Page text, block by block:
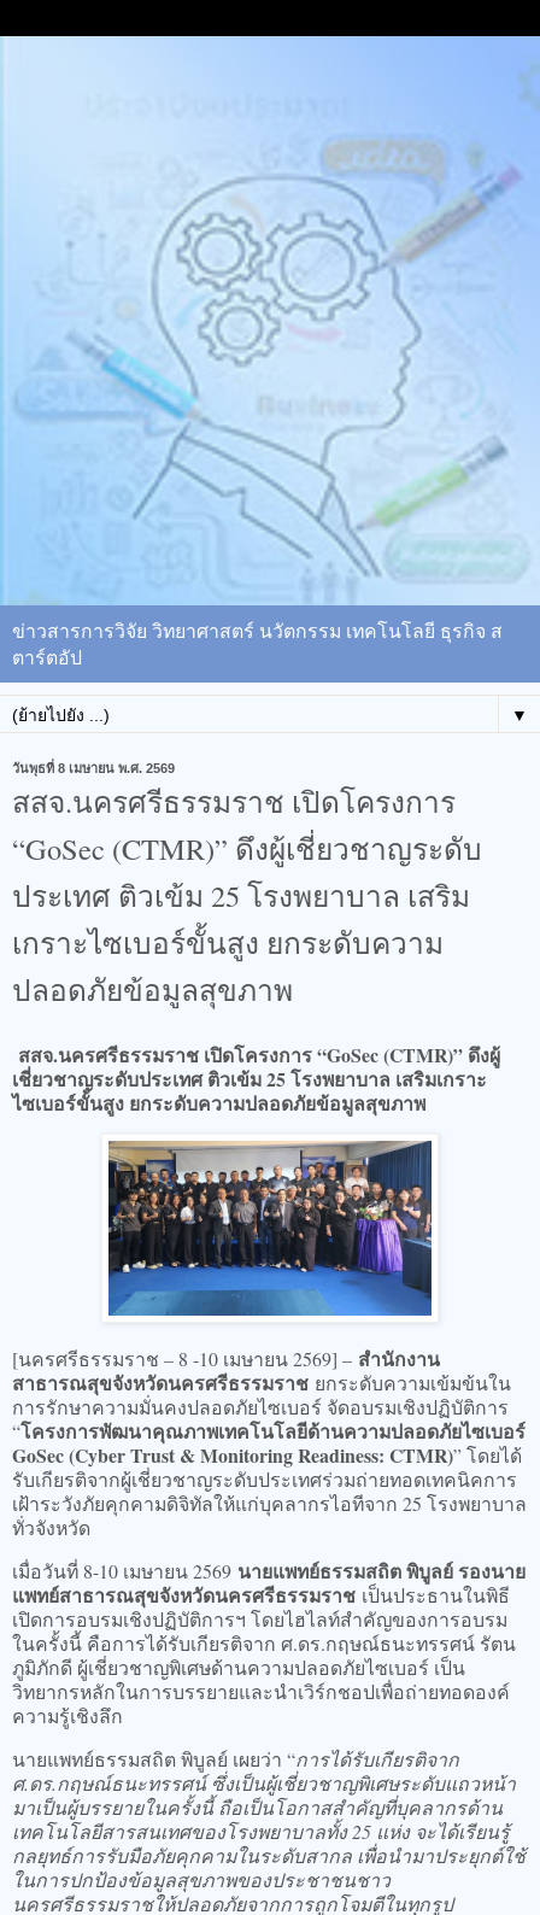
ข่าวสารการวิจัย วิทยาศาสตร์ นวัตกรรม เทคโนโลยี ธุรกิจ ส
ตาร์ตอัป
▼
วันพุธที่ 8 เมษายน พ.ศ. 2569
สสจ.นครศรีธรรมราช เปิดโครงการ
“GoSec (CTMR)” ดึงผู้เชี่ยวชาญระดับ
ประเทศ ติวเข้ม 25 โรงพยาบาล เสริม
เกราะไซเบอร์ขั้นสูง ยกระดับความ
ปลอดภัยข้อมูลสุขภาพ
สสจ.นครศรีธรรมราช เปิดโครงการ “GoSec (CTMR)” ดึงผู้
เชี่ยวชาญระดับประเทศ ติวเข้ม 25 โรงพยาบาล เสริมเกราะ
ไซเบอร์ขั้นสูง ยกระดับความปลอดภัยข้อมูลสุขภาพ
​[นครศรีธรรมราช – 8 -10 เมษายน 2569] – สำนักงาน
สาธารณสุขจังหวัดนครศรีธรรมราช ยกระดับความเข้มข้นใน
การรักษาความมั่นคงปลอดภัยไซเบอร์ จัดอบรมเชิงปฏิบัติการ
“โครงการพัฒนาคุณภาพเทคโนโลยีด้านความปลอดภัยไซเบอร์
GoSec (Cyber Trust & Monitoring Readiness: CTMR)” โดยได้
รับเกียรติจากผู้เชี่ยวชาญระดับประเทศร่วมถ่ายทอดเทคนิคการ
เฝ้าระวังภัยคุกคามดิจิทัลให้แก่บุคลากรไอทีจาก 25 โรงพยาบาล
ทั่วจังหวัด
​เมื่อวันที่ 8-10 เมษายน 2569 นายแพทย์ธรรมสถิต พิบูลย์ รองนาย
แพทย์สาธารณสุขจังหวัดนครศรีธรรมราช เป็นประธานในพิธี
เปิดการอบรมเชิงปฏิบัติการฯ โดยไฮไลท์สำคัญของการอบรม
ในครั้งนี้ คือการได้รับเกียรติจาก ศ.ดร.กฤษณ์ธนะทรรศน์ รัตน
ภูมิภักดี ผู้เชี่ยวชาญพิเศษด้านความปลอดภัยไซเบอร์ เป็น
วิทยากรหลักในการบรรยายและนำเวิร์กชอปเพื่อถ่ายทอดองค์
ความรู้เชิงลึก
​นายแพทย์ธรรมสถิต พิบูลย์ เผยว่า “การได้รับเกียรติจาก
ศ.ดร.กฤษณ์ธนะทรรศน์ ซึ่งเป็นผู้เชี่ยวชาญพิเศษระดับแถวหน้า
มาเป็นผู้บรรยายในครั้งนี้ ถือเป็นโอกาสสำคัญที่บุคลากรด้าน
เทคโนโลยีสารสนเทศของโรงพยาบาลทั้ง 25 แห่ง จะได้เรียนรู้
กลยุทธ์การรับมือภัยคุกคามในระดับสากล เพื่อนำมาประยุกต์ใช้
ในการปกป้องข้อมูลสุขภาพของประชาชนชาว
นครศรีธรรมราชให้ปลอดภัยจากการถูกโจมตีในทุกรูป